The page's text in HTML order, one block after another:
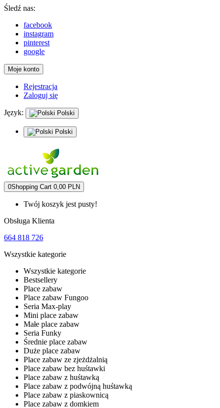
Śledź nas:
facebook
instagram
pinterest
google
Moje konto
Rejestracja
Zaloguj się
Język: Polski
Polski
0Shopping Cart 0,00 PLN
Twój koszyk jest pusty!
Obsługa Klienta
664 818 726
Wszystkie kategorie
Wszystkie kategorie
Bestsellery
Place zabaw
Place zabaw Fungoo
Seria Max-play
Mini place zabaw
Małe place zabaw
Seria Funky
Średnie place zabaw
Duże place zabaw
Place zabaw ze zjeżdżalnią
Place zabaw bez huśtawki
Place zabaw z huśtawką
Place zabaw z podwójną huśtawką
Place zabaw z piaskownicą
Place zabaw z domkiem